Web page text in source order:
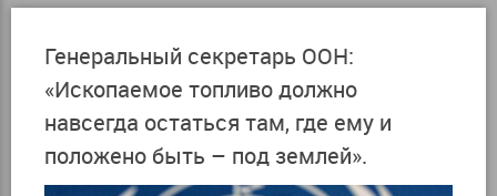
Генеральный секретарь ООН:
«Ископаемое топливо должно
навсегда остаться там, где ему и
положено быть – под землей».